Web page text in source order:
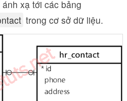
ánh xạ tới các bảng
trong cơ sở dữ liệu.